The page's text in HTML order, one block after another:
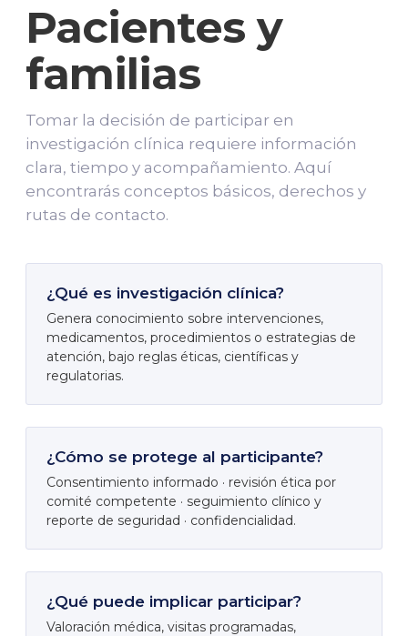
Pacientes y
familias
Tomar la decisión de participar en
investigación clínica requiere información
clara, tiempo y acompañamiento. Aquí
encontrarás conceptos básicos, derechos y
rutas de contacto.
¿Qué es investigación clínica?
Genera conocimiento sobre intervenciones,
medicamentos, procedimientos o estrategias de
atención, bajo reglas éticas, científicas y
regulatorias.
¿Cómo se protege al participante?
Consentimiento informado · revisión ética por
comité competente · seguimiento clínico y
reporte de seguridad · confidencialidad.
¿Qué puede implicar participar?
Valoración médica, visitas programadas,